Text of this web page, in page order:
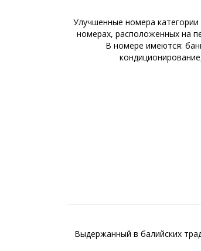
Улучшенные номера
номерах, расположенных на
В номере имеются:
Выдержанный в балийских